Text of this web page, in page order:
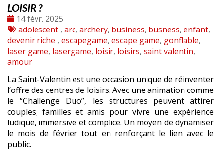
LOISIR ?
Date
:
14 févr. 2025
Tags
:
adolescent , arc, archery, business, busness, enfant,
devenir riche , escapegame, escape game, gonflable,
laser game, lasergame, loisir, loisirs, saint valentin,
amour
La Saint-Valentin est une occasion unique de réinventer
l’offre des centres de loisirs. Avec une animation comme
le “Challenge Duo”, les structures peuvent attirer
couples, familles et amis pour vivre une expérience
ludique, immersive et complice. Un moyen de dynamiser
le mois de février tout en renforçant le lien avec le
public.